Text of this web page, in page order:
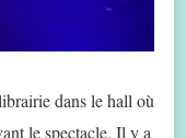
dans le hall où
le spectacle. Il y a